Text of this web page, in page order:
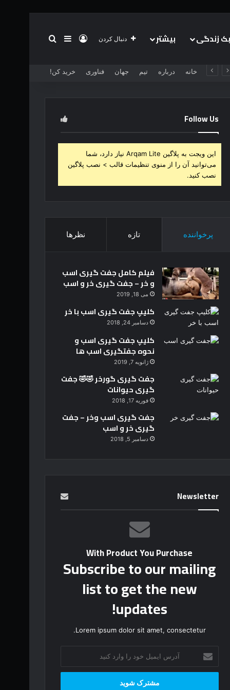
زندگی بیشتر دنبال کردن ورود سایدبار
خانه درباره تیم جهان فناوری خرید کن!
Follow Us
این ویجت به پلاگین Arqam Lite نیاز دارد، شما
می‌توانید آن را از منوی تنظیمات قالب > نصب پلاگین
نصب کنید.
پرخواننده تازه نظرها
فیلم کامل جفت گیری اسب
و خر – جفت گیری خر و اسب
می 18, 2019
کلیپ جفت گیری اسب با خر
دسامبر 24, 2018
کلیپ جفت گیری اسب و
نحوه جفتگیری اسب ها
ژانویه 7, 2019
جفت گیری گورخر 🤣🤣 جفت
گیری حیوانات
فوریه 17, 2018
جفت گیری اسب وخر – جفت
گیری خر و اسب
دسامبر 5, 2018
Newsletter
With Product You Purchase
Subscribe to our mailing
list to get the new
updates!
Lorem ipsum dolor sit amet, consectetur.
ر